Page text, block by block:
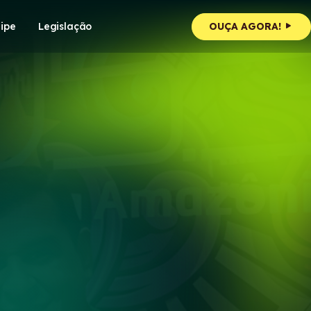
Legislação OUÇA AGORA!